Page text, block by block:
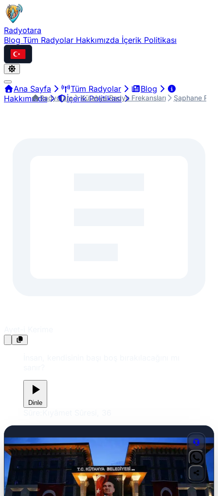
Radyotara
Blog Tüm Radyolar Hakkımızda İçerik Politikası
Türkçe
Ana Sayfa Tüm Radyolar
Blog
Hakkımızda
İçerik Politikası
Radyotara Kütahya Radyo Frekansları Şaphane
Dinle